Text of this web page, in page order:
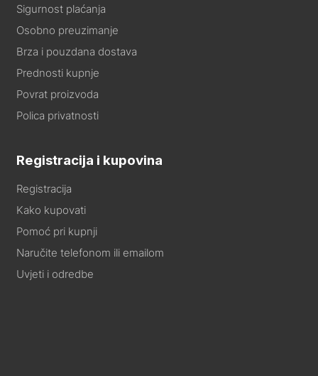
Sigurnost plaćanja
Osobno preuzimanje
Brza i pouzdana dostava
Prednosti kupnje
Povrat proizvoda
Polica privatnosti
Registracija i kupovina
Registracija
Kako kupovati
Pomoć pri kupnji
Naručite telefonom ili emailom
Uvjeti i odredbe